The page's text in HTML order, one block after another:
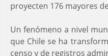
proyecten 176 mayores
Un fenómeno a nivel
que Chile se ha
censo y de registros